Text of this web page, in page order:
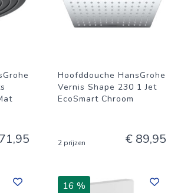
Hoofddouche HansGrohe
Vernis Shape 230 1 Jet
EcoSmart Chroom
2 prijzen € 89,95
16 %